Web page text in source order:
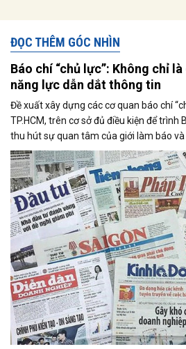
ĐỌC THÊM GÓC NHÌN
Báo chí “chủ lực”: Không chỉ
năng lực dẫn dắt thông tin
Đề xuất xây dựng các cơ quan báo chí
TP.HCM, trên cơ sở đủ điều kiện để trình
thu hút sự quan tâm của giới làm báo
Trong bối cảnh hệ sinh thái thông tin
không chỉ là câu chuyện tổ chức bộ
tính chiến lược nhằm tái định vị vai trò
trong kỷ nguyên số.